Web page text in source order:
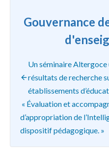
Gouvernance
Un séminaire Altergoce
résultats de recherche
établissements
« Évaluation et
d’appropriation de
dispositif pédagogique. »